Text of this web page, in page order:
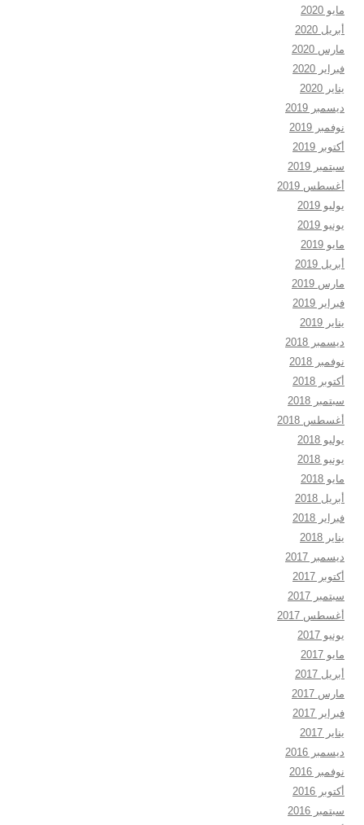
مايو 2020
أبريل 2020
مارس 2020
فبراير 2020
يناير 2020
ديسمبر 2019
نوفمبر 2019
أكتوبر 2019
سبتمبر 2019
أغسطس 2019
يوليو 2019
يونيو 2019
مايو 2019
أبريل 2019
مارس 2019
فبراير 2019
يناير 2019
ديسمبر 2018
نوفمبر 2018
أكتوبر 2018
سبتمبر 2018
أغسطس 2018
يوليو 2018
يونيو 2018
مايو 2018
أبريل 2018
فبراير 2018
يناير 2018
ديسمبر 2017
أكتوبر 2017
سبتمبر 2017
أغسطس 2017
يونيو 2017
مايو 2017
أبريل 2017
مارس 2017
فبراير 2017
يناير 2017
ديسمبر 2016
نوفمبر 2016
أكتوبر 2016
سبتمبر 2016